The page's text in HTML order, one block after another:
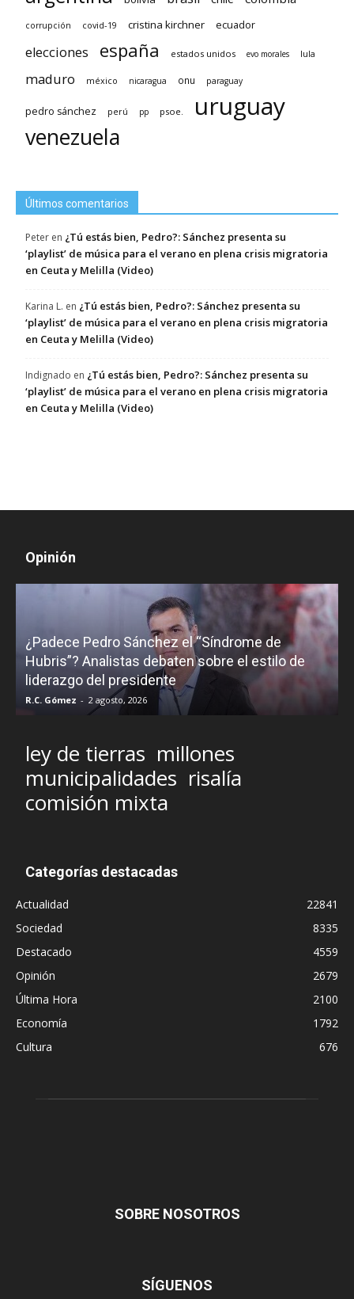
corrupción covid-19 cristina kirchner ecuador
elecciones españa estados unidos evo morales lula
maduro méxico nicaragua onu paraguay
pedro sánchez perú pp psoe. uruguay
venezuela
Últimos comentarios
Peter en ¿Tú estás bien, Pedro?: Sánchez presenta su
‘playlist’ de música para el verano en plena crisis migratoria
en Ceuta y Melilla (Video)
Karina L. en ¿Tú estás bien, Pedro?: Sánchez presenta su
‘playlist’ de música para el verano en plena crisis migratoria
en Ceuta y Melilla (Video)
Indignado en ¿Tú estás bien, Pedro?: Sánchez presenta su
‘playlist’ de música para el verano en plena crisis migratoria
en Ceuta y Melilla (Video)
Opinión
¿Padece Pedro Sánchez el “Síndrome de
Hubris”? Analistas debaten sobre el estilo de
liderazgo del presidente
R.C. Gómez - 2 agosto, 2026
ley de tierras millones
municipalidades risalía
comisión mixta
Categorías destacadas
Actualidad
22841
Sociedad
8335
Destacado
4559
Opinión
2679
Última Hora
2100
Economía
1792
Cultura
676
SOBRE NOSOTROS
SÍGUENOS